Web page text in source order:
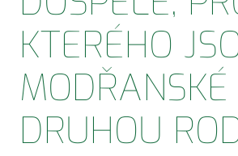
KTERÉHO
DRUHOU